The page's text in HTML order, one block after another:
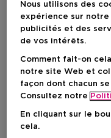
Nous utilisons des
expérience sur
publicités et des
de vos intérêts.
Comment fait-on
notre site Web et
façon dont chacun
Consultez notre
En cliquant sur le
cela.